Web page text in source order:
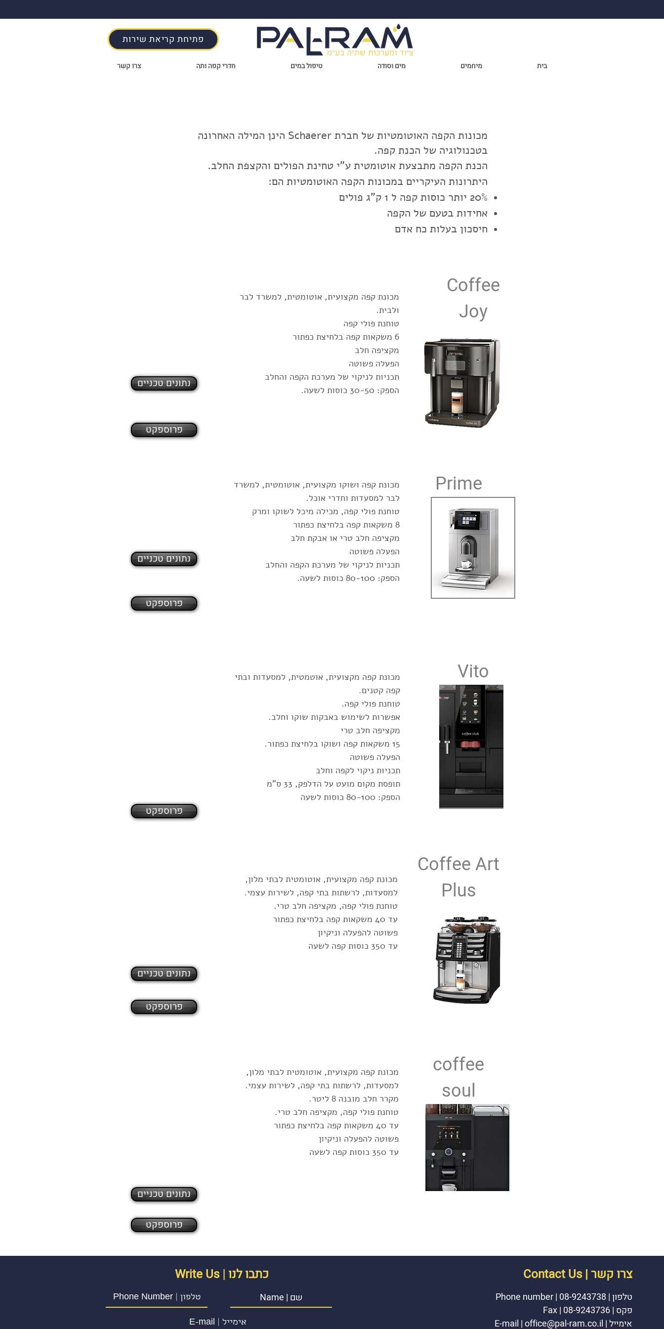
פתיחת קריאת שירות
בית מיחמים מים וסודה טיפול במים חדרי קפה ותה צרו קשר
מכונות הקפה האוטומטיות של חברת Schaerer הינן המילה האחרונה
בטכנולוגיה של הכנת קפה.
הכנת הקפה מתבצעת אוטומטית ע"י טחינת הפולים והקצפת החלב.
היתרונות העיקריים במכונות הקפה האוטומטיות הם:
20% יותר כוסות קפה ל 1 ק"ג פולים
אחידות בטעם של הקפה
חיסכון בעלות כח אדם
נתונים טכניים
פרוספקט
מכונת קפה מקצועית, אוטומטית, למשרד לבר
ולבית.
טוחנת פולי קפה
6 משקאות קפה בלחיצת כפתור
מקציפה חלב
הפעלה פשוטה
תכניות לניקוי של מערכת הקפה והחלב
הספק: 30-50 כוסות לשעה.
Coffee
Joy
נתונים טכניים
פרוספקט
מכונת קפה ושוקו מקצועית, אוטומטית, למשרד
לבר למסעדות וחדרי אוכל.
טוחנת פולי קפה, מכילה מיכל לשוקו ומרק
8 משקאות קפה בלחיצת כפתור
מקציפה חלב טרי או אבקת חלב
הפעלה פשוטה
תכניות לניקוי של מערכת הקפה והחלב
הספק: 80-100 כוסות לשעה.
Prime
פרוספקט
מכונת קפה מקצועית, אוטמטית, למסעדות ובתי
קפה קטנים.
טוחנת פולי קפה.
אפשרות לשימוש באבקות שוקו וחלב.
מקציפה חלב טרי
15 משקאות קפה ושוקו בלחיצת כפתור.
הפעלה פשוטה
תכניות ניקוי לקפה וחלב
תופסת מקום מועט על הדלפק, 33 ס"מ
הספק: 80-100 כוסות לשעה
Vito
נתונים טכניים
פרוספקט
מכונת קפה מקצועית, אוטומטית לבתי מלון,
למסעדות, לרשתות בתי קפה, לשירות עצמי.
טוחנת פולי קפה, מקציפה חלב טרי.
עד 40 משקאות קפה בלחיצת כפתור
פשוטה להפעלה וניקיון
עד 350 כוסות קפה לשעה
Coffee Art
Plus
נתונים טכניים
מכונת קפה מקצועית, אוטומטית לבתי מלון,
למסעדות, לרשתות בתי קפה, לשירות עצמי.
מקרר חלב מובנה 8 ליטר.
טוחנת פולי קפה, מקציפה חלב טרי.
עד 40 משקאות קפה בלחיצת כפתור
פשוטה להפעלה וניקיון
עד 350 כוסות קפה לשעה
coffee
soul
פרוספקט
Write Us כתבו לנו צרו קשר | Contact Us
טלפון | 08-9243738
|
פקס | 08-9243736 | Fax
אימייל|
E-mail |office@pal-ram.co.il